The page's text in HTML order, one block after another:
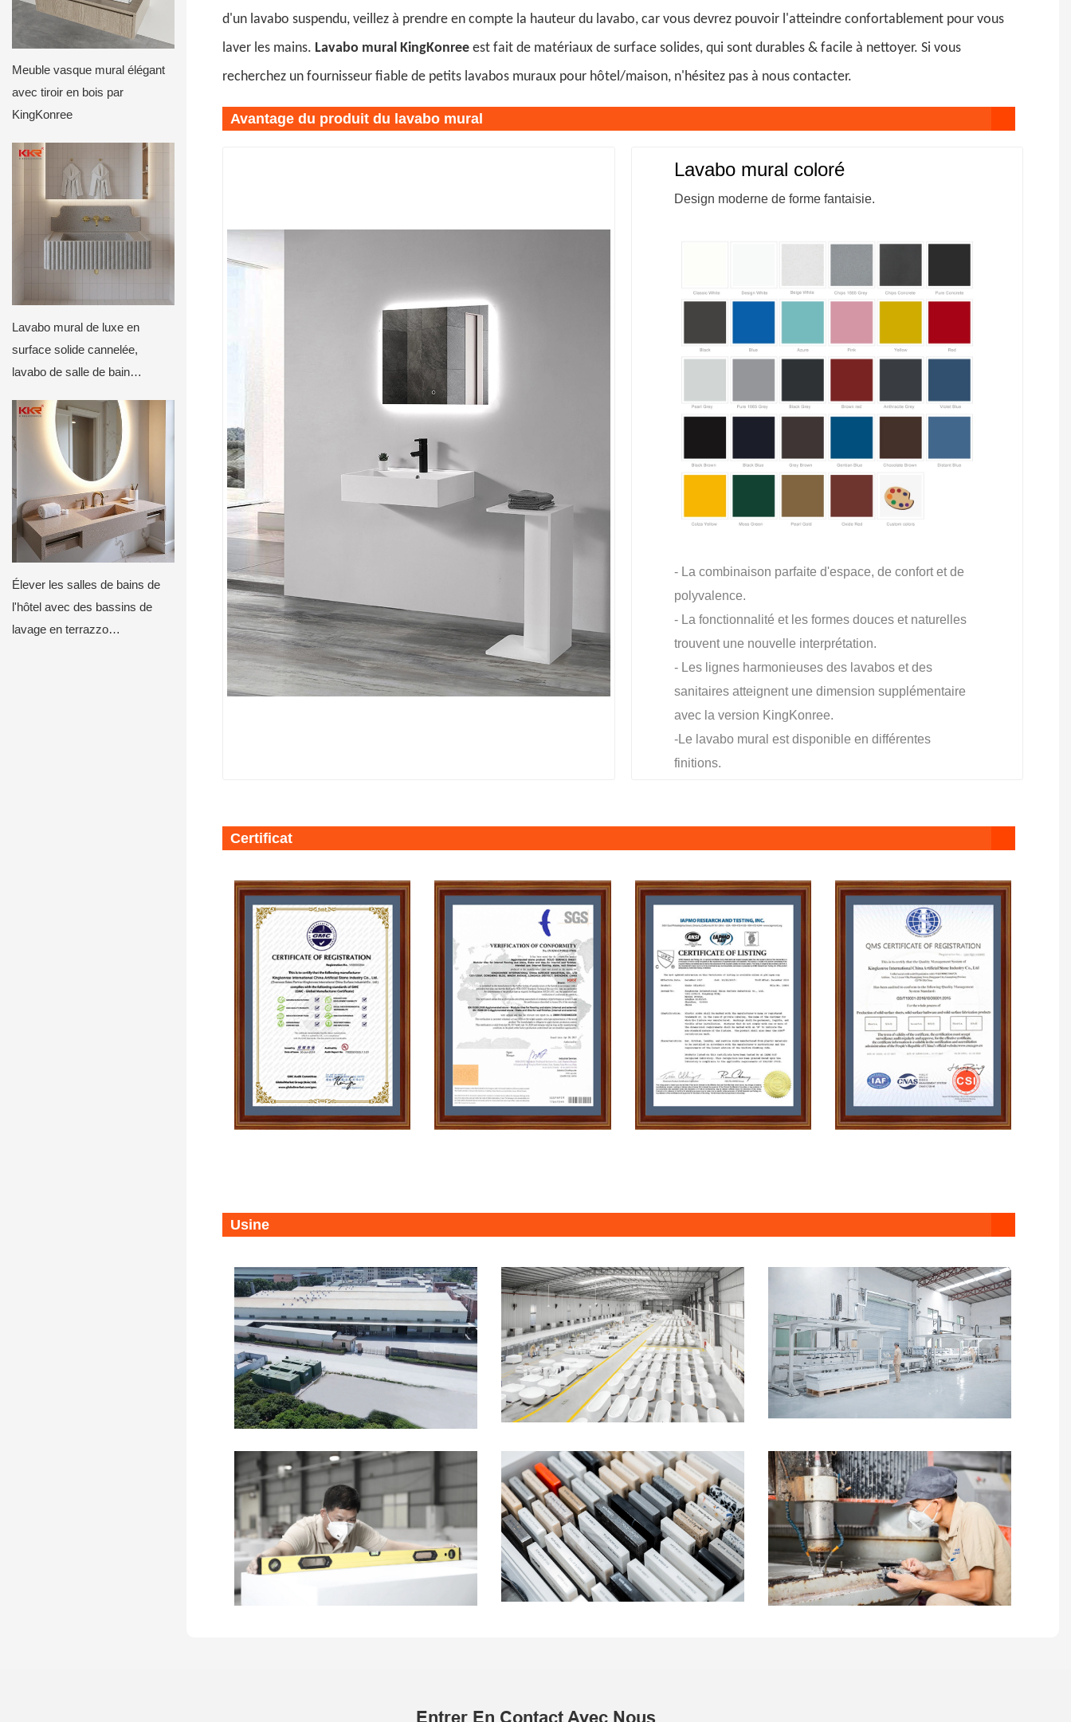
Meuble vasque mural élégant
avec tiroir en bois par
KingKonree
Lavabo mural de luxe en
surface solide cannelée,
lavabo de salle de bain
par KKR
Élever les salles de bains de
l'hôtel avec des bassins de
lavage en terrazzo
d'un lavabo suspendu, veillez à prendre en compte la hauteur du lavabo, car vous devrez pouvoir l'atteindre confortablement pour vous
laver les mains. Lavabo mural KingKonree est fait de matériaux de surface solides, qui sont durables & facile à nettoyer. Si vous
recherchez un fournisseur fiable de petits lavabos muraux pour hôtel/maison, n'hésitez pas à nous contacter.
Avantage du produit du lavabo mural
Lavabo mural coloré
Design moderne de forme fantaisie.
- La combinaison parfaite d'espace, de confort et de
polyvalence.
- La fonctionnalité et les formes douces et naturelles
trouvent une nouvelle interprétation.
- Les lignes harmonieuses des lavabos et des
sanitaires atteignent une dimension supplémentaire
avec la version KingKonree.
-Le lavabo mural est disponible en différentes
finitions.
Certificat
Usine
Entrer En Contact Avec Nous